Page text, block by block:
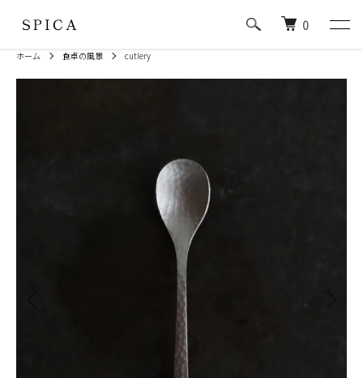
0
ホーム 食卓の風景 cutlery